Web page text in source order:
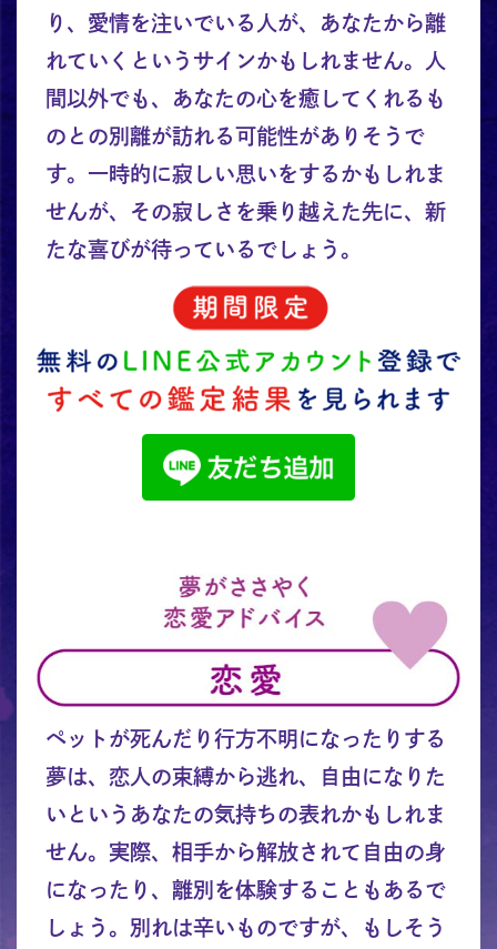
り、愛情を注いでいる人が、あなたから離
れていくというサインかもしれません。人
間以外でも、あなたの心を癒してくれるも
のとの別離が訪れる可能性がありそうで
す。一時的に寂しい思いをするかもしれま
せんが、その寂しさを乗り越えた先に、新
たな喜びが待っているでしょう。
ペットが死んだり行方不明になったりする
夢は、恋人の束縛から逃れ、自由になりた
いというあなたの気持ちの表れかもしれま
せん。実際、相手から解放されて自由の身
になったり、離別を体験することもあるで
しょう。別れは辛いものですが、もしそう